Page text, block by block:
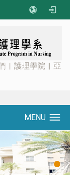
| 護理學院 | 亞
MENU